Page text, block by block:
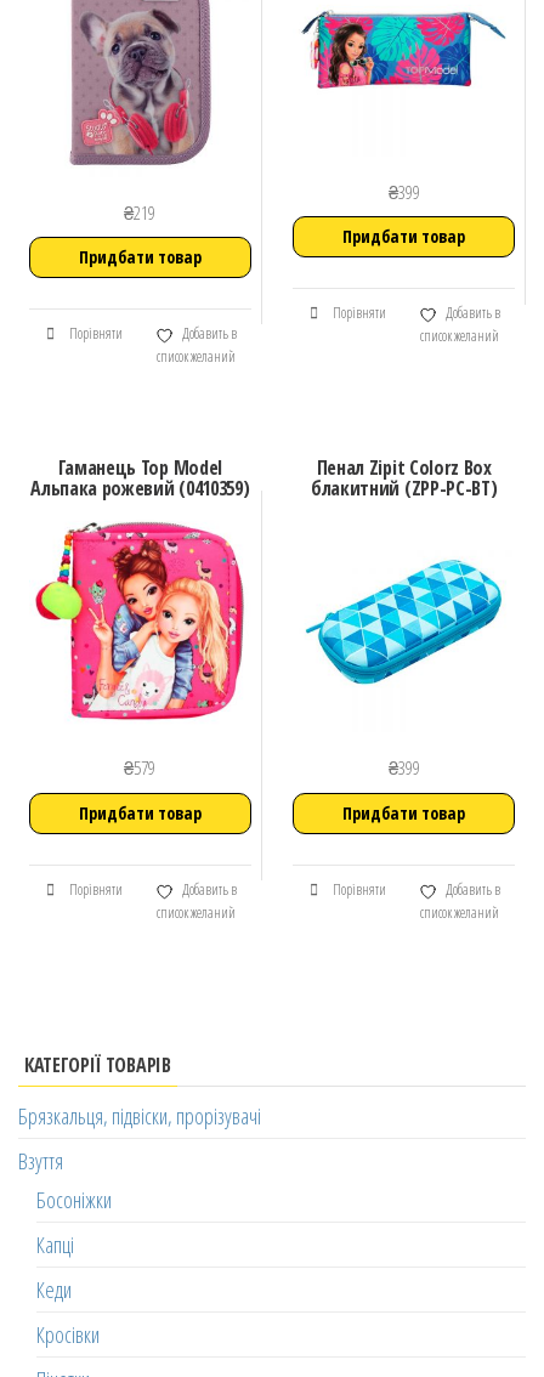
₴219
Придбати товар
Порівняти
Добавить в
список желаний
₴399
Придбати товар
Порівняти
Добавить в
список желаний
Гаманець Top Model
Альпака рожевий (0410359)
₴579
Придбати товар
Порівняти
Добавить в
список желаний
Пенал Zipit Colorz Box
блакитний (ZPP-PC-BT)
₴399
Придбати товар
Порівняти
Добавить в
список желаний
КАТЕГОРІЇ ТОВАРІВ
Брязкальця, підвіски, прорізувачі
Взуття
Босоніжки
Капці
Кеди
Кросівки